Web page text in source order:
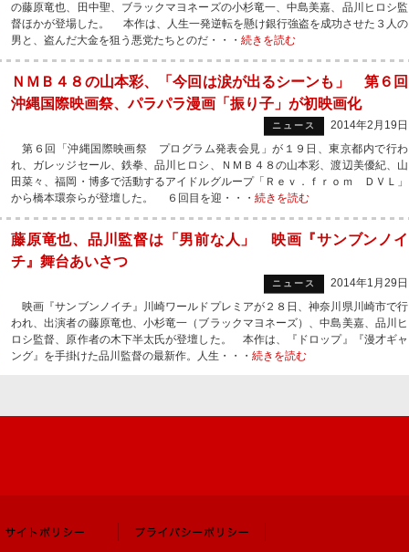
の藤原竜也、田中聖、ブラックマヨネーズの小杉竜一、中島美嘉、品川ヒロシ監
督ほかが登場した。 本作は、人生一発逆転を懸け銀行強盗を成功させた３人の
男と、盗んだ大金を狙う悪党たちとのだ・・・ 続きを読む
ＮＭＢ４８の山本彩、「今回は涙が出るシーンも」 第６回
沖縄国際映画祭、パラパラ漫画「振り子」が初映画化
ニュース
2014年2月19日
第６回「沖縄国際映画祭 プログラム発表会見」が１９日、東京都内で行わ
れ、ガレッジセール、鉄拳、品川ヒロシ、ＮＭＢ４８の山本彩、渡辺美優紀、山
田菜々、福岡・博多で活動するアイドルグループ「Ｒｅｖ．ｆｒｏｍ ＤＶＬ」
から橋本環奈らが登壇した。 ６回目を迎・・・ 続きを読む
藤原竜也、品川監督は「男前な人」 映画『サンブンノイ
チ』舞台あいさつ
ニュース
2014年1月29日
映画『サンブンノイチ』川崎ワールドプレミアが２８日、神奈川県川崎市で行
われ、出演者の藤原竜也、小杉竜一（ブラックマヨネーズ）、中島美嘉、品川ヒ
ロシ監督、原作者の木下半太氏が登壇した。 本作は、『ドロップ』『漫才ギャ
ング』を手掛けた品川監督の最新作。人生・・・ 続きを読む